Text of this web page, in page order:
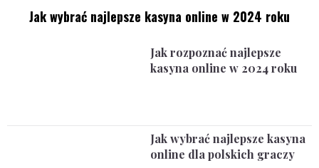
Jak wybrać najlepsze kasyna online w 2024 roku
Jak rozpoznać najlepsze
kasyna online w 2024 roku
Jak wybrać najlepsze kasyna
online dla polskich graczy